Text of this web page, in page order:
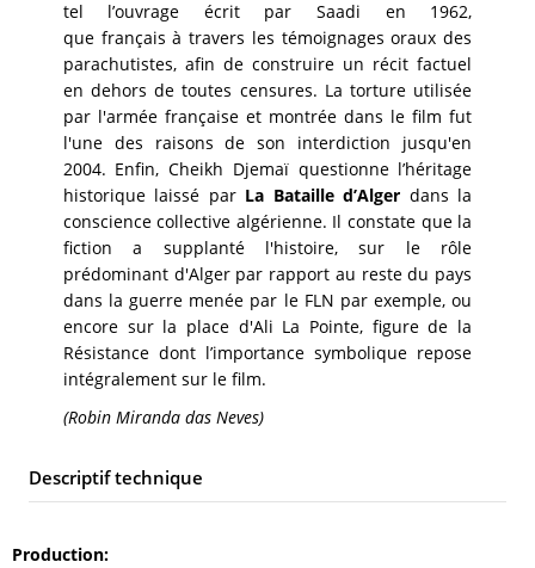
tel l’ouvrage écrit par Saadi en 1962,
que français à travers les témoignages oraux des
parachutistes, afin de construire un récit factuel
en dehors de toutes censures. La torture utilisée
par l'armée française et montrée dans le film fut
l'une des raisons de son interdiction jusqu'en
2004. Enfin, Cheikh Djemaï questionne l’héritage
historique laissé par La Bataille d’Alger dans la
conscience collective algérienne. Il constate que la
fiction a supplanté l'histoire, sur le rôle
prédominant d'Alger par rapport au reste du pays
dans la guerre menée par le FLN par exemple, ou
encore sur la place d'Ali La Pointe, figure de la
Résistance dont l’importance symbolique repose
intégralement sur le film.
(Robin Miranda das Neves)
Descriptif technique
Production